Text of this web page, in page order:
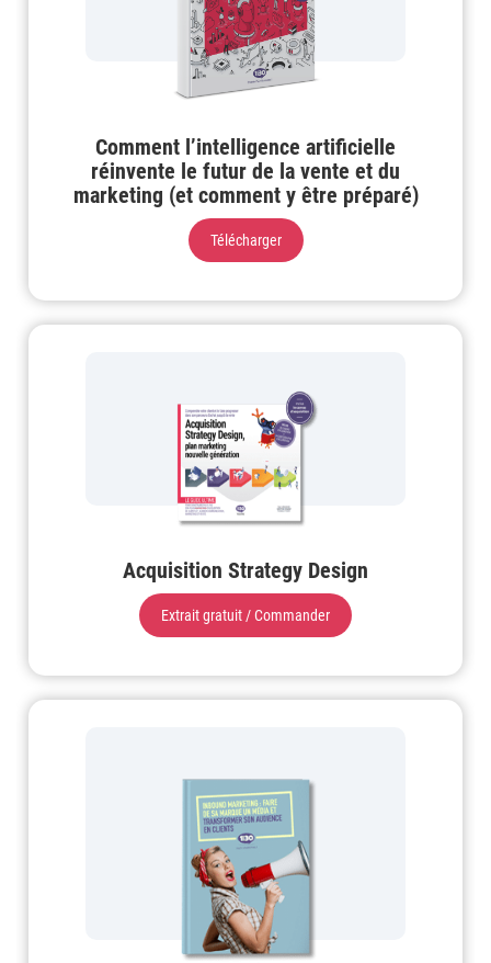
Comment l’intelligence artificielle
réinvente le futur de la vente et du
marketing (et comment y être préparé)
Télécharger
Acquisition Strategy Design
Extrait gratuit / Commander